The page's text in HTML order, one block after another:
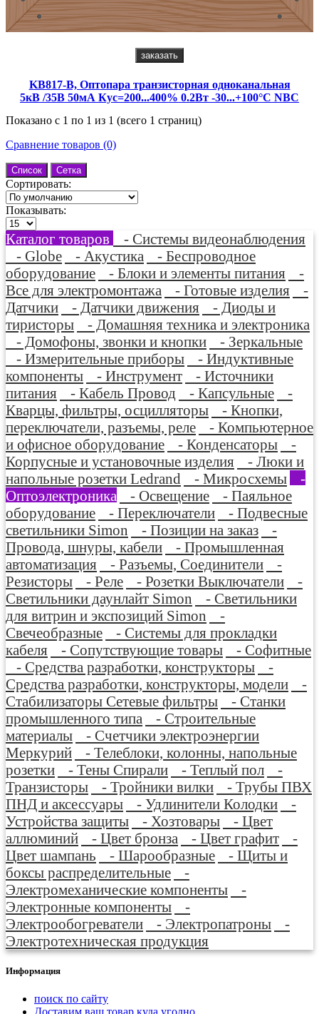
заказать
KB817-B, Оптопара транзисторная одноканальная
5кВ /35В 50мА Кус=200...400% 0.2Вт -30...+100°C NBC
Показано с 1 по 1 из 1 (всего 1 страниц)
Сравнение товаров (0)
Список Сетка
Сортировать:
Показывать:
Каталог товаров
- Системы видеонаблюдения
- Globe
- Акустика
- Беспроводное
оборудование
- Блоки и элементы питания
-
Все для электромонтажа
- Готовые изделия
-
Датчики
- Датчики движения
- Диоды и
тиристоры
- Домашняя техника и электроника
- Домофоны, звонки и кнопки
- Зеркальные
- Измерительные приборы
- Индуктивные
компоненты
- Инструмент
- Источники
питания
- Кабель Провод - Капсульные
-
Кварцы, фильтры, осцилляторы
- Кнопки,
переключатели, разъемы, реле
- Компьютерное
и офисное оборудование
- Конденсаторы
-
Корпусные и установочные изделия
- Люки и
напольные розетки Ledrand
- Микросхемы
-
Оптоэлектроника
- Освещение
- Паяльное
оборудование
- Переключатели
- Подвесные
светильники Simon
- Позиции на заказ
-
Провода, шнуры, кабели
- Промышленная
автоматизация
- Разъемы, Соединители
-
Резисторы
- Реле - Розетки Выключатели
-
Светильники даунлайт Simon
- Светильники
для витрин и экспозиций Simon
-
Свечеобразные
- Системы для прокладки
кабеля
- Сопутствующие товары
- Софитные
- Средства разработки, конструкторы
-
Средства разработки, конструкторы, модели
-
Стабилизаторы Сетевые фильтры
- Станки
промышленного типа
- Строительные
материалы
- Счетчики электроэнергии
Меркурий
- Телеблоки, колонны, напольные
розетки
- Тены Спирали - Теплый пол
-
Транзисторы
- Тройники вилки
- Трубы ПВХ
ПНД и аксессуары
- Удлинители Колодки
-
Устройства защиты
- Хозтовары
- Цвет
аллюминий
- Цвет бронза - Цвет графит
-
Цвет шампань
- Шарообразные
- Щиты и
боксы распределительные
-
Электромеханические компоненты
-
Электронные компоненты
-
Электрообогреватели
- Электропатроны
-
Электротехническая продукция
Информация
поиск по сайту
Доставим ваш товар куда угодно